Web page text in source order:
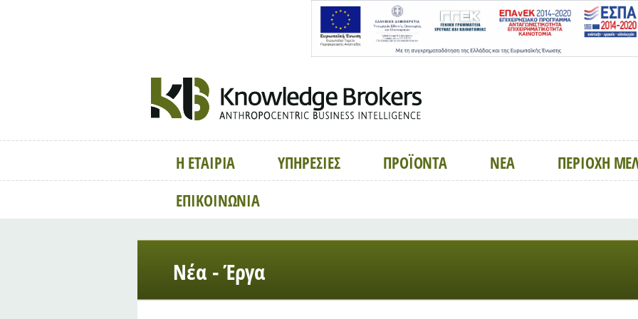
Η ΕΤΑΙΡΙΑ ΥΠΗΡΕΣΙΕΣ ΠΡΟΪΟΝΤΑ ΝΕΑ
ΠΕΡΙΟΧΗ
ΕΠΙΚΟΙΝΩΝΙΑ
Νέα - Έργα